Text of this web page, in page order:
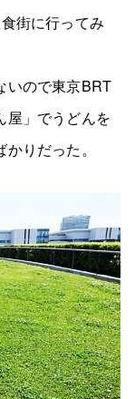
街に行ってみ
いので東京BRT
屋」でうどんを
りだった。